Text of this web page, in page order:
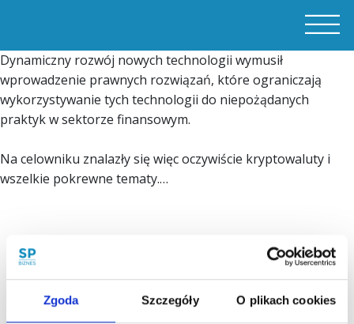
Zgoda Szczegóły O plikach cookies
Dynamiczny rozwój nowych technologii wymusił
wprowadzenie prawnych rozwiązań, które ograniczają
wykorzystywanie tych technologii do niepożądanych
praktyk w sektorze finansowym.
Na celowniku znalazły się więc oczywiście kryptowaluty i
wszelkie pokrewne tematy.…